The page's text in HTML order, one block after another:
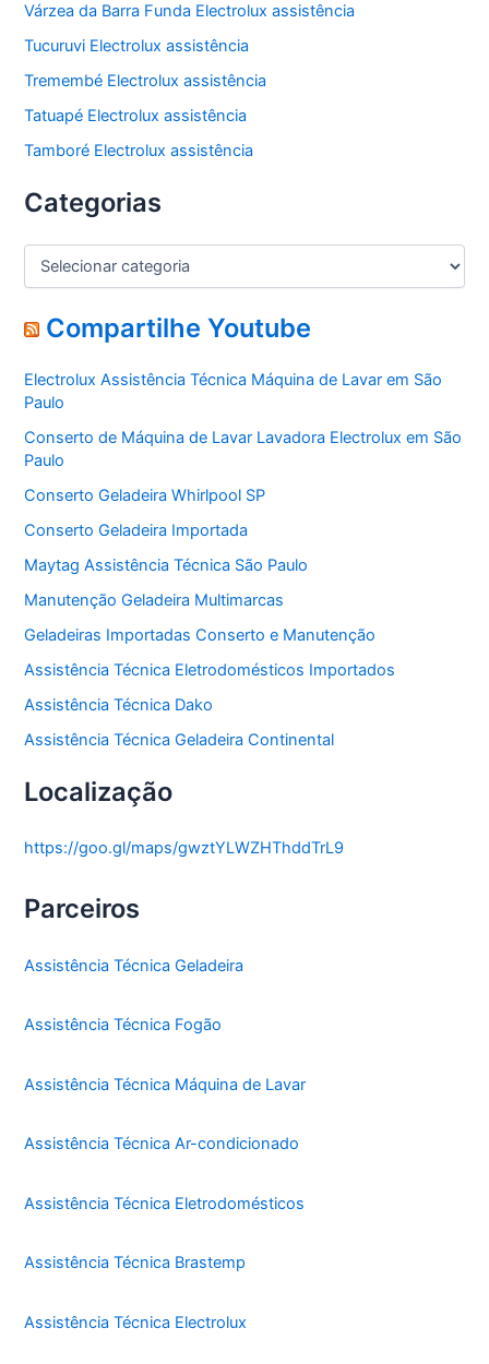
Várzea da Barra Funda Electrolux assistência
Tucuruvi Electrolux assistência
Tremembé Electrolux assistência
Tatuapé Electrolux assistência
Tamboré Electrolux assistência
Categorias
C
e
g
r
i
a
s
Compartilhe Youtube
Electrolux Assistência Técnica Máquina de Lavar em São
Paulo
Conserto de Máquina de Lavar Lavadora Electrolux em São
Paulo
Conserto Geladeira Whirlpool SP
Conserto Geladeira Importada
Maytag Assistência Técnica São Paulo
Manutenção Geladeira Multimarcas
Geladeiras Importadas Conserto e Manutenção
Assistência Técnica Eletrodomésticos Importados
Assistência Técnica Dako
Assistência Técnica Geladeira Continental
Localização
https://goo.gl/maps/gwztYLWZHThddTrL9
Parceiros
Assistência Técnica Geladeira
Assistência Técnica Fogão
Assistência Técnica Máquina de Lavar
Assistência Técnica Ar-condicionado
Assistência Técnica Eletrodomésticos
Assistência Técnica Brastemp
Assistência Técnica Electrolux